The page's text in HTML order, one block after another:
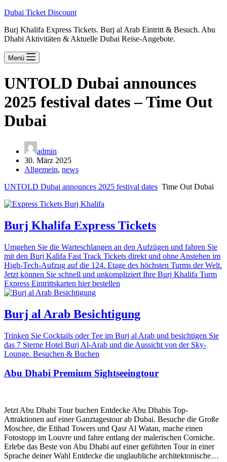
Dubai Ticket Discount
Burj Khalifa Express Tickets. Burj al Arab Eintritt & Besuch. Abu
Dhabi Aktivitäten & Aktuelle Dubai Reise-Angebote.
Menü
UNTOLD Dubai announces
2025 festival dates – Time Out
Dubai
admin
30. März 2025
Allgemein, news
UNTOLD Dubai announces 2025 festival dates Time Out Dubai
Burj Khalifa Express Tickets
Umgehen Sie die Warteschlangen an den Aufzügen und fahren Sie
mit den Burj Kalifa Fast Track Tickets direkt und ohne Anstehen im
High-Tech-Aufzug auf die 124. Etage des höchsten Turms der Welt.
Jetzt können Sie schnell und unkompliziert Ihre Burj Khalifa Turm
Express Eintrittskarten hier bestellen
Burj al Arab Besichtigung
Trinken Sie Cocktails oder Tee im Burj al Arab und besichtigen Sie
das 7 Sterne Hotel Burj Al-Arab und die Aussicht von der Sky-
Lounge. Besuchen & Buchen
Abu Dhabi Premium Sightseeingtour
Jetzt Abu Dhabi Tour buchen Entdecke Abu Dhabis Top-
Attraktionen auf einer Ganztagestour ab Dubai. Besuche die Große
Moschee, die Etihad Towers und Qasr Al Watan, mache einen
Fotostopp im Louvre und fahre entlang der malerischen Corniche.
Erlebe das Beste von Abu Dhabi auf einer geführten Tour in einer
Sprache deiner Wahl Entdecke die unglaubliche architektonische…